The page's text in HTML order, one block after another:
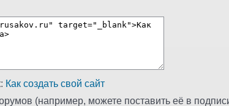
Как создать свой сайт
(например, можете поставить её в